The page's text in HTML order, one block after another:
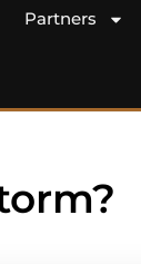
Partners